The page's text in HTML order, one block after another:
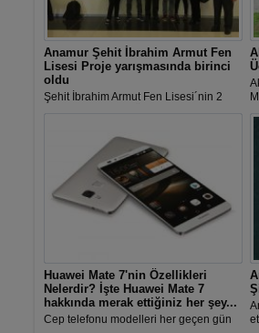
Anamur Şehit İbrahim Armut Fen
Lisesi Proje yarışmasında birinci
oldu
Şehit İbrahim Armut Fen Lisesi´nin 2
olarak 08-12 Mayıs tarihlerinde Ankara
´da düzenlenecek olan Türkiye
Finalistleri yarışmasına katılma hakkı
elde etti.
Huawei Mate 7'nin Özellikleri
Nelerdir? İşte Huawei Mate 7
hakkında merak ettiğiniz her şey...
Cep telefonu modelleri her geçen gün